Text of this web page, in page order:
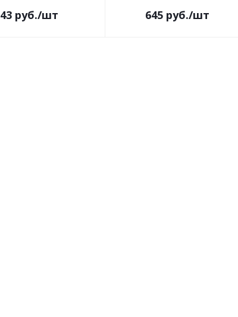
43 руб./шт 645 руб./шт